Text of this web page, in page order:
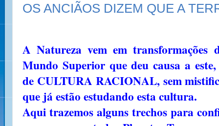
OS ANCIÃOS DIZEM QUE A
A Natureza vem em transformações
Mundo Superior que deu causa a
de CULTURA RACIONAL, sem
que já estão estudando esta cultura.
Aqui trazemos alguns trechos para